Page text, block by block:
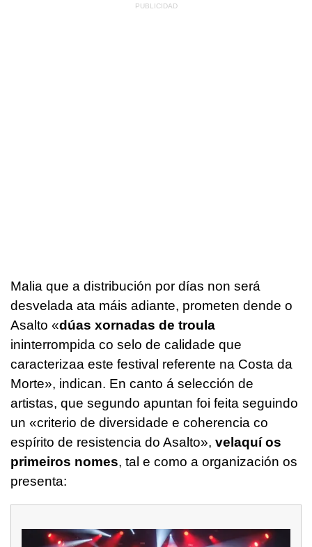
Malia que a distribución por días non será
desvelada ata máis adiante, prometen dende o
Asalto «dúas xornadas de troula
ininterrompida co selo de calidade que
caracterizaa este festival referente na Costa da
Morte», indican. En canto á selección de
artistas, que segundo apuntan foi feita seguindo
un «criterio de diversidade e coherencia co
espírito de resistencia do Asalto», velaquí os
primeiros nomes, tal e como a organización os
presenta: